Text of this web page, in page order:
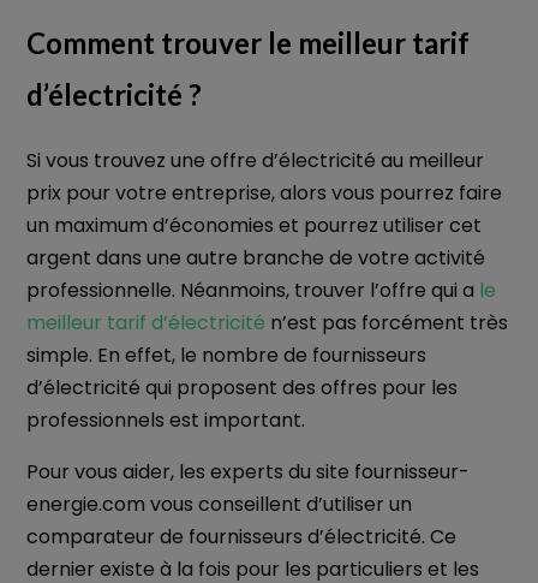
Comment trouver le meilleur tarif
d’électricité ?
Si vous trouvez une offre d’électricité au meilleur
prix pour votre entreprise, alors vous pourrez faire
un maximum d’économies et pourrez utiliser cet
argent dans une autre branche de votre activité
professionnelle. Néanmoins, trouver l’offre qui a le
meilleur tarif d’électricité n’est pas forcément très
simple. En effet, le nombre de fournisseurs
d’électricité qui proposent des offres pour les
professionnels est important.
Pour vous aider, les experts du site fournisseur-
energie.com vous conseillent d’utiliser un
comparateur de fournisseurs d’électricité. Ce
dernier existe à la fois pour les particuliers et les